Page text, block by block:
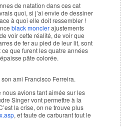
de natation dans ces cat
quoi, si j’ai envie de dessiner
à quoi elle doit ressembler !
black monclerajustements
voir cette réalité, de voir que
de fer au pied de leur lit, sont
que furent les quatre années
pâte colorée.
ami Francisco Ferreira.
nous avions tant aimée sur les
Singer vont permettre à la
la crise, on ne trouve plus
, et faute de carburant tout le